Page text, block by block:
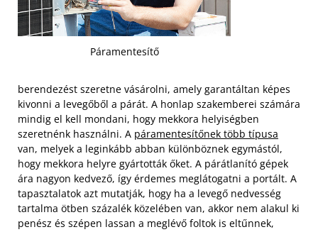
Páramentesítő
berendezést szeretne vásárolni, amely garantáltan képes
kivonni a levegőből a párát. A honlap szakemberei számára
mindig el kell mondani, hogy mekkora helyiségben
szeretnénk használni. A páramentesítőnek több típusa
van, melyek a leginkább abban különböznek egymástól,
hogy mekkora helyre gyártották őket. A párátlanító gépek
ára nagyon kedvező, így érdemes meglátogatni a portált. A
tapasztalatok azt mutatják, hogy ha a levegő nedvesség
tartalma ötben százalék közelében van, akkor nem alakul ki
penész és szépen lassan a meglévő foltok is eltűnnek,